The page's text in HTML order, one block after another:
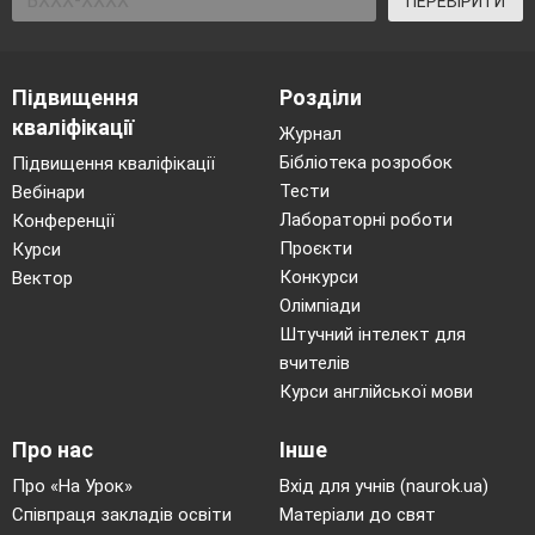
Підвищення
кваліфікації
Підвищення кваліфікації
Вебінари
Конференції
Курси
Вектор
Розділи
Журнал
Бібліотека розробок
Тести
Лабораторні роботи
Проєкти
Конкурси
Олімпіади
Штучний інтелект для
вчителів
Курси англійської мови
Про нас
Про «На Урок»
Співпраця закладів освіти
Інше
Вхід для учнів (naurok.ua)
Матеріали до свят